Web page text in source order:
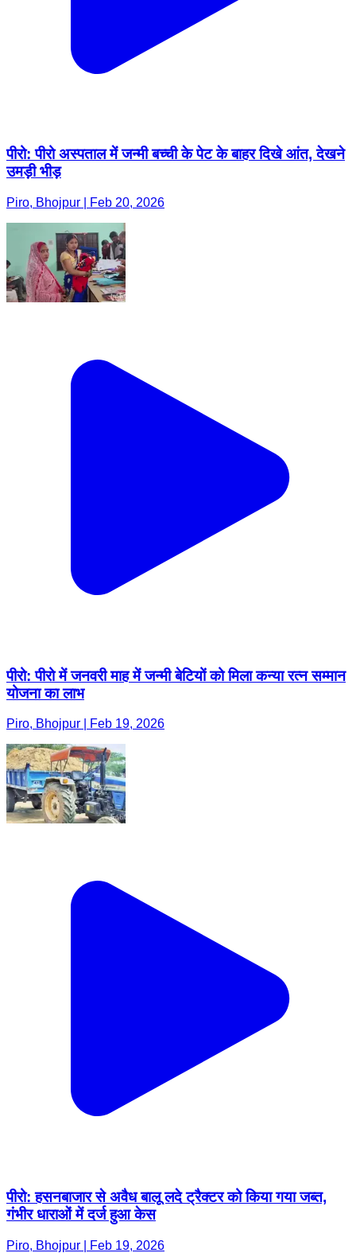
पीरो: पीरो अस्पताल में जन्मी बच्ची के पेट के बाहर दिखे आंत, देखने
उमड़ी भीड़
Piro, Bhojpur | Feb 20, 2026
पीरो: पीरो में जनवरी माह में जन्मी बेटियों को मिला कन्या रत्न सम्मान
योजना का लाभ
Piro, Bhojpur | Feb 19, 2026
पीरो: हसनबाजार से अवैध बालू लदे ट्रैक्टर को किया गया जब्त,
गंभीर धाराओं में दर्ज हुआ केस
Piro, Bhojpur | Feb 19, 2026